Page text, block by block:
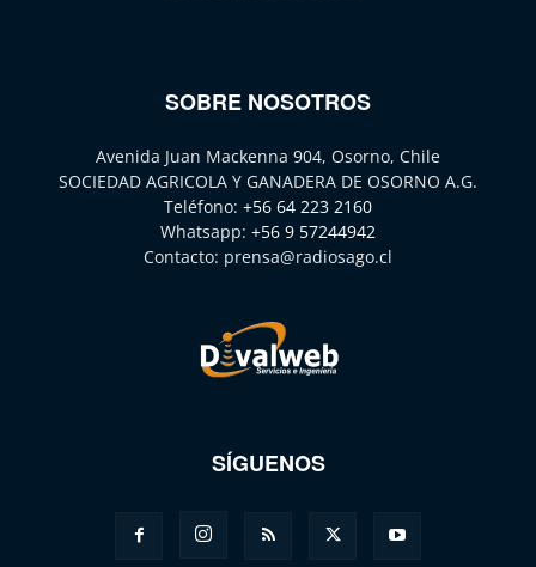
SOBRE NOSOTROS
Avenida Juan Mackenna 904, Osorno, Chile
SOCIEDAD AGRICOLA Y GANADERA DE OSORNO A.G.
Teléfono: +56 64 223 2160
Whatsapp: +56 9 57244942
Contacto: prensa@radiosago.cl
SÍGUENOS